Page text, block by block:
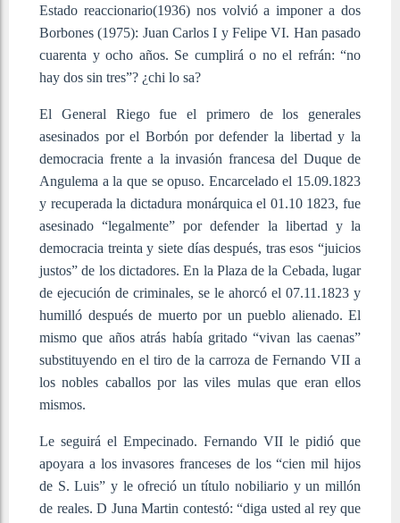
Estado reaccionario(1936) nos volvió a imponer a dos
Borbones (1975): Juan Carlos I y Felipe VI. Han pasado
cuarenta y ocho años. Se cumplirá o no el refrán: “no
hay dos sin tres”? ¿chi lo sa?
El General Riego fue el primero de los generales
asesinados por el Borbón por defender la libertad y la
democracia frente a la invasión francesa del Duque de
Angulema a la que se opuso. Encarcelado el 15.09.1823
y recuperada la dictadura monárquica el 01.10 1823, fue
asesinado “legalmente” por defender la libertad y la
democracia treinta y siete días después, tras esos “juicios
justos” de los dictadores. En la Plaza de la Cebada, lugar
de ejecución de criminales, se le ahorcó el 07.11.1823 y
humilló después de muerto por un pueblo alienado. El
mismo que años atrás había gritado “vivan las caenas”
substituyendo en el tiro de la carroza de Fernando VII a
los nobles caballos por las viles mulas que eran ellos
mismos.
Le seguirá el Empecinado. Fernando VII le pidió que
apoyara a los invasores franceses de los “cien mil hijos
de S. Luis” y le ofreció un título nobiliario y un millón
de reales. D Juna Martin contestó: “diga usted al rey que